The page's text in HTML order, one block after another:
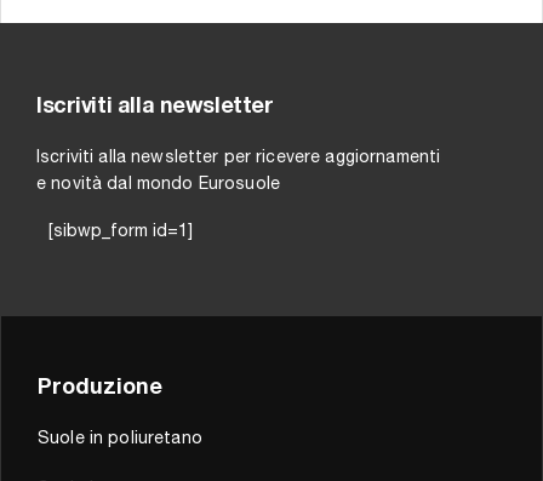
Iscriviti alla newsletter
Iscriviti alla newsletter per ricevere aggiornamenti
e novità dal mondo Eurosuole
[sibwp_form id=1]
Produzione
Suole in poliuretano